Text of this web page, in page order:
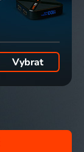
Vybrat